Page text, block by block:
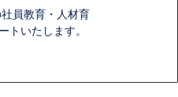
員教育・人材育
トいたします。